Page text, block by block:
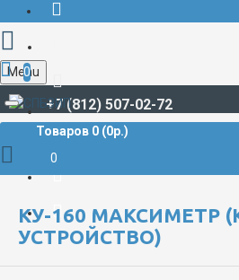
+7 (812) 507-02-72
Menu
0
Товаров 0 (0р.)
0
СУДОВАЯ ЭЛЕКТРИКА
КУ-160 МАКСИМЕТР
УСТРОЙСТВО)